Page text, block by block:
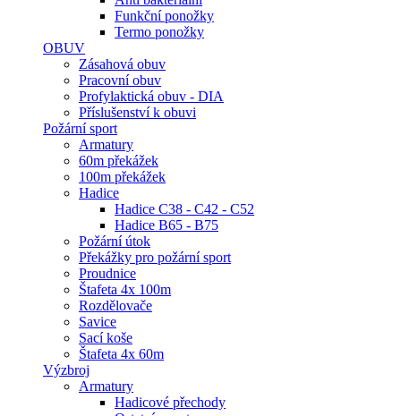
Funkční ponožky
Termo ponožky
OBUV
Zásahová obuv
Pracovní obuv
Profylaktická obuv - DIA
Příslušenství k obuvi
Požární sport
Armatury
60m překážek
100m překážek
Hadice
Hadice C38 - C42 - C52
Hadice B65 - B75
Požární útok
Překážky pro požární sport
Proudnice
Štafeta 4x 100m
Rozdělovače
Savice
Sací koše
Štafeta 4x 60m
Výzbroj
Armatury
Hadicové přechody